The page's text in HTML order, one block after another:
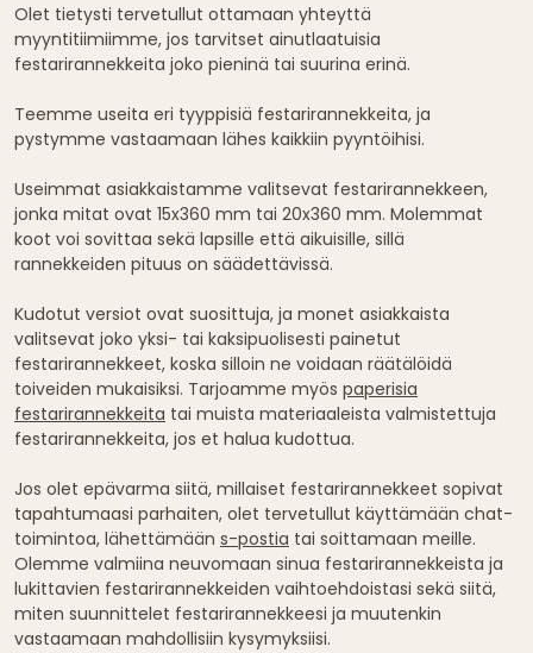
Olet tietysti tervetullut ottamaan yhteyttä
myyntitiimiimme, jos tarvitset ainutlaatuisia
festarirannekkeita joko pieninä tai suurina erinä.
Teemme useita eri tyyppisiä festarirannekkeita, ja
pystymme vastaamaan lähes kaikkiin pyyntöihisi.
Useimmat asiakkaistamme valitsevat festarirannekkeen,
jonka mitat ovat 15x360 mm tai 20x360 mm. Molemmat
koot voi sovittaa sekä lapsille että aikuisille, sillä
rannekkeiden pituus on säädettävissä.
Kudotut versiot ovat suosittuja, ja monet asiakkaista
valitsevat joko yksi- tai kaksipuolisesti painetut
festarirannekkeet, koska silloin ne voidaan räätälöidä
toiveiden mukaisiksi. Tarjoamme myös paperisia
festarirannekkeita tai muista materiaaleista valmistettuja
festarirannekkeita, jos et halua kudottua.
Jos olet epävarma siitä, millaiset festarirannekkeet sopivat
tapahtumaasi parhaiten, olet tervetullut käyttämään chat-
toimintoa, lähettämään s-postia tai soittamaan meille.
Olemme valmiina neuvomaan sinua festarirannekkeista ja
lukittavien festarirannekkeiden vaihtoehdoistasi sekä siitä,
miten suunnittelet festarirannekkeesi ja muutenkin
vastaamaan mahdollisiin kysymyksiisi.